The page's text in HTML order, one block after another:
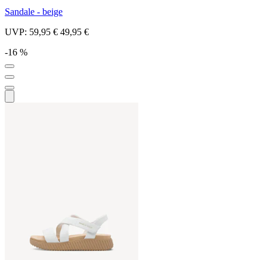
Sandale - beige
UVP: 59,95 € 49,95 €
-16 %